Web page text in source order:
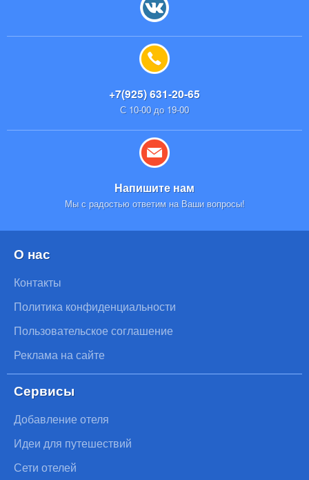
+7(925) 631-20-65
С 10-00 до 19-00
Напишите нам
Мы с радостью ответим на Ваши вопросы!
О нас
Контакты
Политика конфиденциальности
Пользовательское соглашение
Реклама на сайте
Сервисы
Добавление отеля
Идеи для путешествий
Сети отелей